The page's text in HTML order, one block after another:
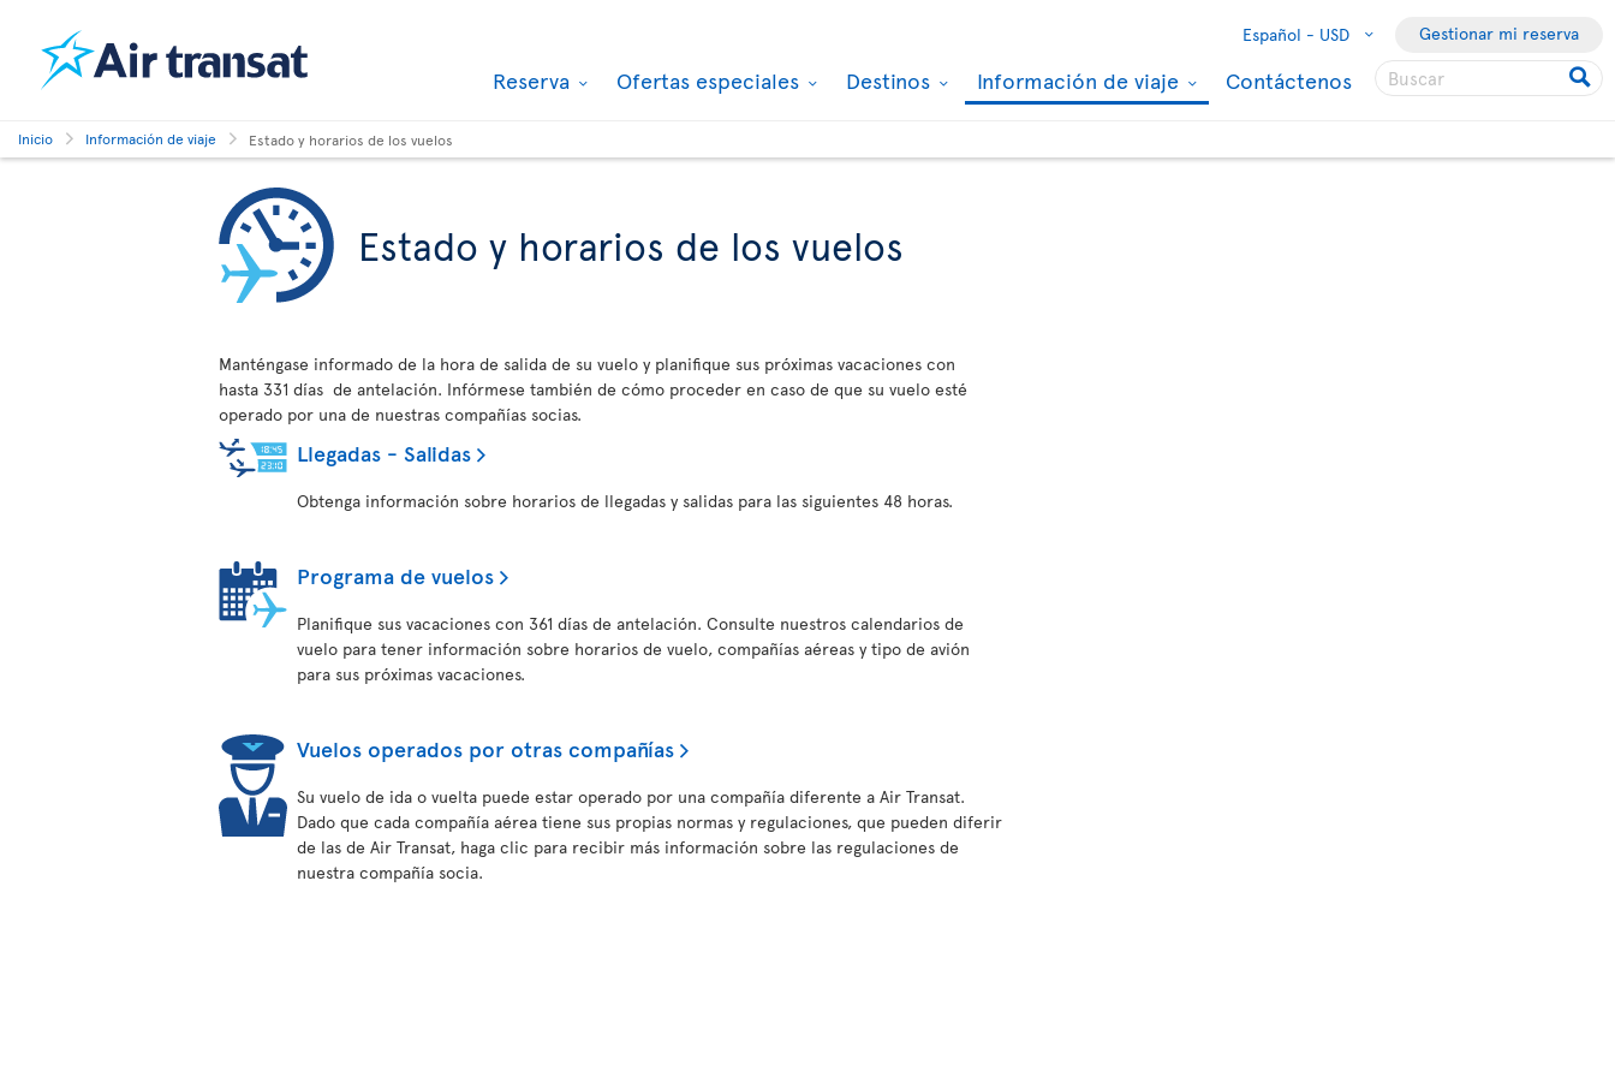
Español - USD Gestionar mi reserva
Reserva Ofertas especiales Destinos Información de viaje Contáctenos
Inicio Información de viaje Estado y horarios de los vuelos
Estado y horarios de los vuelos
Manténgase informado de la hora de salida de su vuelo y planifique sus próximas vacaciones con
hasta 331 días de antelación. Infórmese también de cómo proceder en caso de que su vuelo esté
operado por una de nuestras compañías socias.
Llegadas - Salidas
Obtenga información sobre horarios de llegadas y salidas para las siguientes 48 horas.
Programa de vuelos
Planifique sus vacaciones con 361 días de antelación. Consulte nuestros calendarios de
vuelo para tener información sobre horarios de vuelo, compañías aéreas y tipo de avión
para sus próximas vacaciones.
Vuelos operados por otras compañías
Su vuelo de ida o vuelta puede estar operado por una compañía diferente a Air Transat.
Dado que cada compañía aérea tiene sus propias normas y regulaciones, que pueden diferir
de las de Air Transat, haga clic para recibir más información sobre las regulaciones de
nuestra compañía socia.